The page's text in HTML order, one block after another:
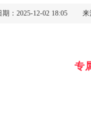
期：2025-12-02 18:05 来
专